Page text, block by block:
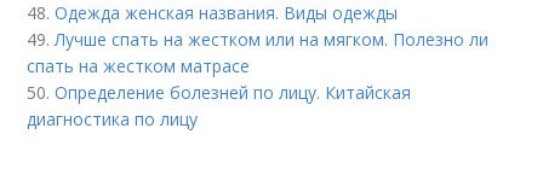
48.Одежда женская названия. Виды одежды
49.Лучше спать на жестком или на мягком. Полезно ли
спать на жестком матрасе
50.Определение болезней по лицу. Китайская
диагностика по лицу